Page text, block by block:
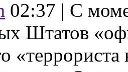
02:37 | С
Штатов